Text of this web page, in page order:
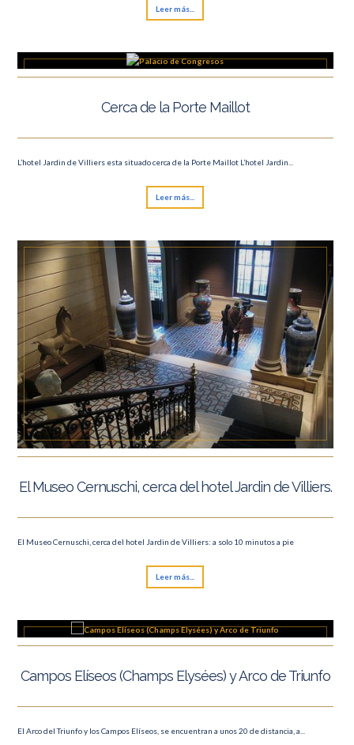
Leer más...
Cerca de la Porte Maillot
L’hotel Jardin de Villiers esta situado cerca de la Porte Maillot L’hotel Jardin...
Leer más...
El Museo Cernuschi, cerca del hotel Jardin de Villiers.
El Museo Cernuschi, cerca del hotel Jardin de Villiers: a solo 10 minutos a pie
Leer más...
Campos Elíseos (Champs Elysées) y Arco de Triunfo
El Arco del Triunfo y los Campos Elíseos, se encuentran a unos 20 de distancia, a...